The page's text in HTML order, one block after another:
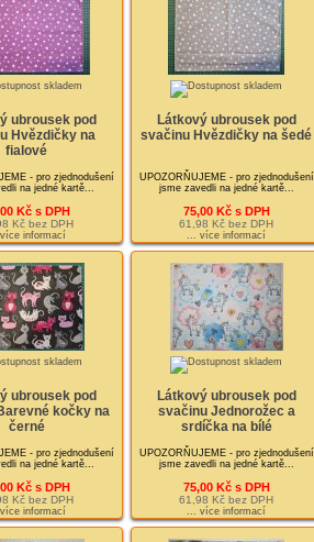
ubrousek pod
Hvězdičky na
fialové
- pro zjednodušení
na jedné kartě...
Kč s DPH
Kč bez DPH
více informací
Látkový ubrousek pod
svačinu Hvězdičky na šedé
UPOZORŇUJEME - pro zjednodušení
jsme zavedli na jedné kartě...
75,00 Kč s DPH
61,98 Kč bez DPH
... více informací
ubrousek pod
kočky na
černé
- pro zjednodušení
na jedné kartě...
Kč s DPH
Kč bez DPH
více informací
Látkový ubrousek pod
svačinu Jednorožec a
srdíčka na bílé
UPOZORŇUJEME - pro zjednodušení
jsme zavedli na jedné kartě...
75,00 Kč s DPH
61,98 Kč bez DPH
... více informací